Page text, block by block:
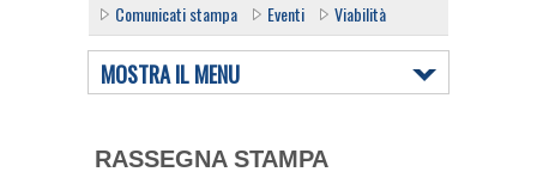
Comunicati stampa Eventi Viabilità
MOSTRA IL MENU
RASSEGNA STAMPA